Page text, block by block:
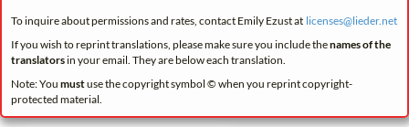
To inquire about permissions and rates, contact Emily Ezust at licenses@lieder.net
If you wish to reprint translations, please make sure you include thenames of the
translatorsin your email. They are below each translation.
Note: You mustuse the copyright symbol © when you reprint copyright-
protected material.